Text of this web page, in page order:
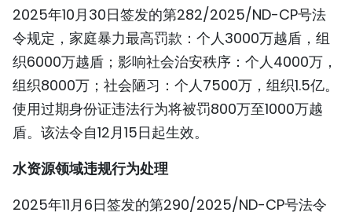
2025年10月30日签发的第282/2025/ND-CP号法
令规定，家庭暴力最高罚款：个人3000万越盾，组
织6000万越盾；影响社会治安秩序：个人4000万，
组织8000万；社会陋习：个人7500万，组织1.5亿。
使用过期身份证违法行为将被罚800万至1000万越
盾。该法令自12月15日起生效。
水资源领域违规行为处理
2025年11月6日签发的第290/2025/ND-CP号法令